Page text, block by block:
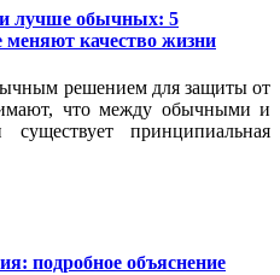
лучше обычных: 5
качество жизни
решением для защиты от
что между обычными и
принципиальная
подробное объяснение